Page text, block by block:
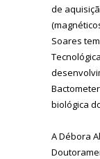
de
Soares
biológica
A Débora